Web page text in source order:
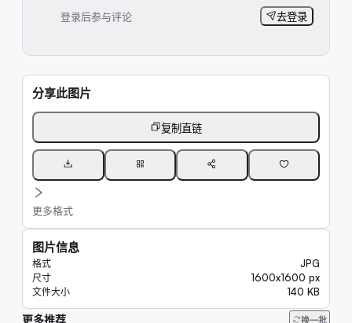
登录后参与评论 去登录
分享此图片
复制直链
更多格式
图片信息
格式 JPG
尺寸 1600x1600 px
文件大小 140 KB
更多推荐 换一批
7.4K